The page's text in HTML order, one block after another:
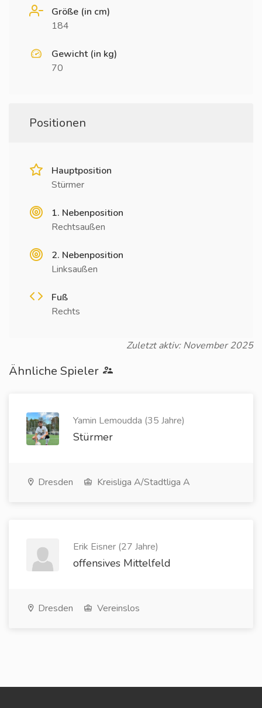
Größe (in cm)
184
Gewicht (in kg)
70
Positionen
Hauptposition
Stürmer
1. Nebenposition
Rechtsaußen
2. Nebenposition
Linksaußen
Fuß
Rechts
Zuletzt aktiv: November 2025
Ähnliche Spieler
Yamin Lemoudda (35 Jahre)
Stürmer
Dresden Kreisliga A/Stadtliga A
Erik Eisner (27 Jahre)
offensives Mittelfeld
Dresden Vereinslos